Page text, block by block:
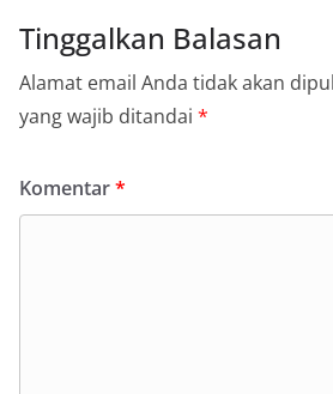
Tinggalkan Balasan
Alamat email Anda tidak akan
yang wajib ditandai *
Komentar*